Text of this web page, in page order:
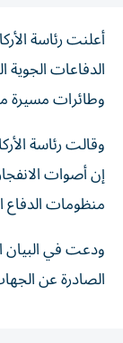
أعلنت رئاسة
الدفاعات
وطائرات مسيرة
وقالت رئاسة
إن أصوات
منظومات الدفاع
ودعت في البيان
الصادرة عن